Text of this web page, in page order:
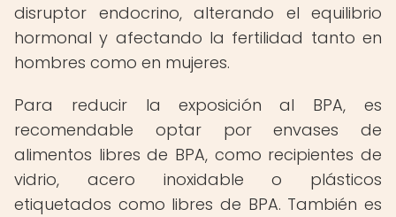
disruptor endocrino, alterando el equilibrio
hormonal y afectando la fertilidad tanto en
hombres como en mujeres.
Para reducir la exposición al BPA, es
recomendable optar por envases de
alimentos libres de BPA, como recipientes de
vidrio, acero inoxidable o plásticos
etiquetados como libres de BPA. También es